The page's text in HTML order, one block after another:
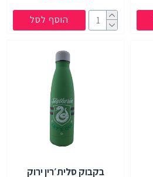
הוסף לסל
בקבוק סלית׳רין ירוק